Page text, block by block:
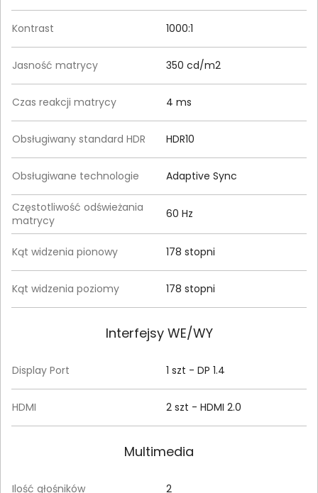
Kontrast 1000:1
Jasność matrycy 350 cd/m2
Czas reakcji matrycy 4 ms
Obsługiwany standard HDR HDR10
Obsługiwane technologie Adaptive Sync
Częstotliwość odświeżania
matrycy
60 Hz
Kąt widzenia pionowy 178 stopni
Kąt widzenia poziomy 178 stopni
Interfejsy WE/WY
Display Port 1 szt - DP 1.4
HDMI 2 szt - HDMI 2.0
Multimedia
Ilość głośników 2